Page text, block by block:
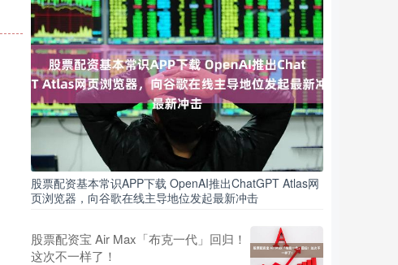
股票配资基本常识APP下载 OpenAI推出ChatGPT Atlas网
页浏览器，向谷歌在线主导地位发起最新冲击
股票配资宝 Air Max「布克一代」回归！
这次不一样了！